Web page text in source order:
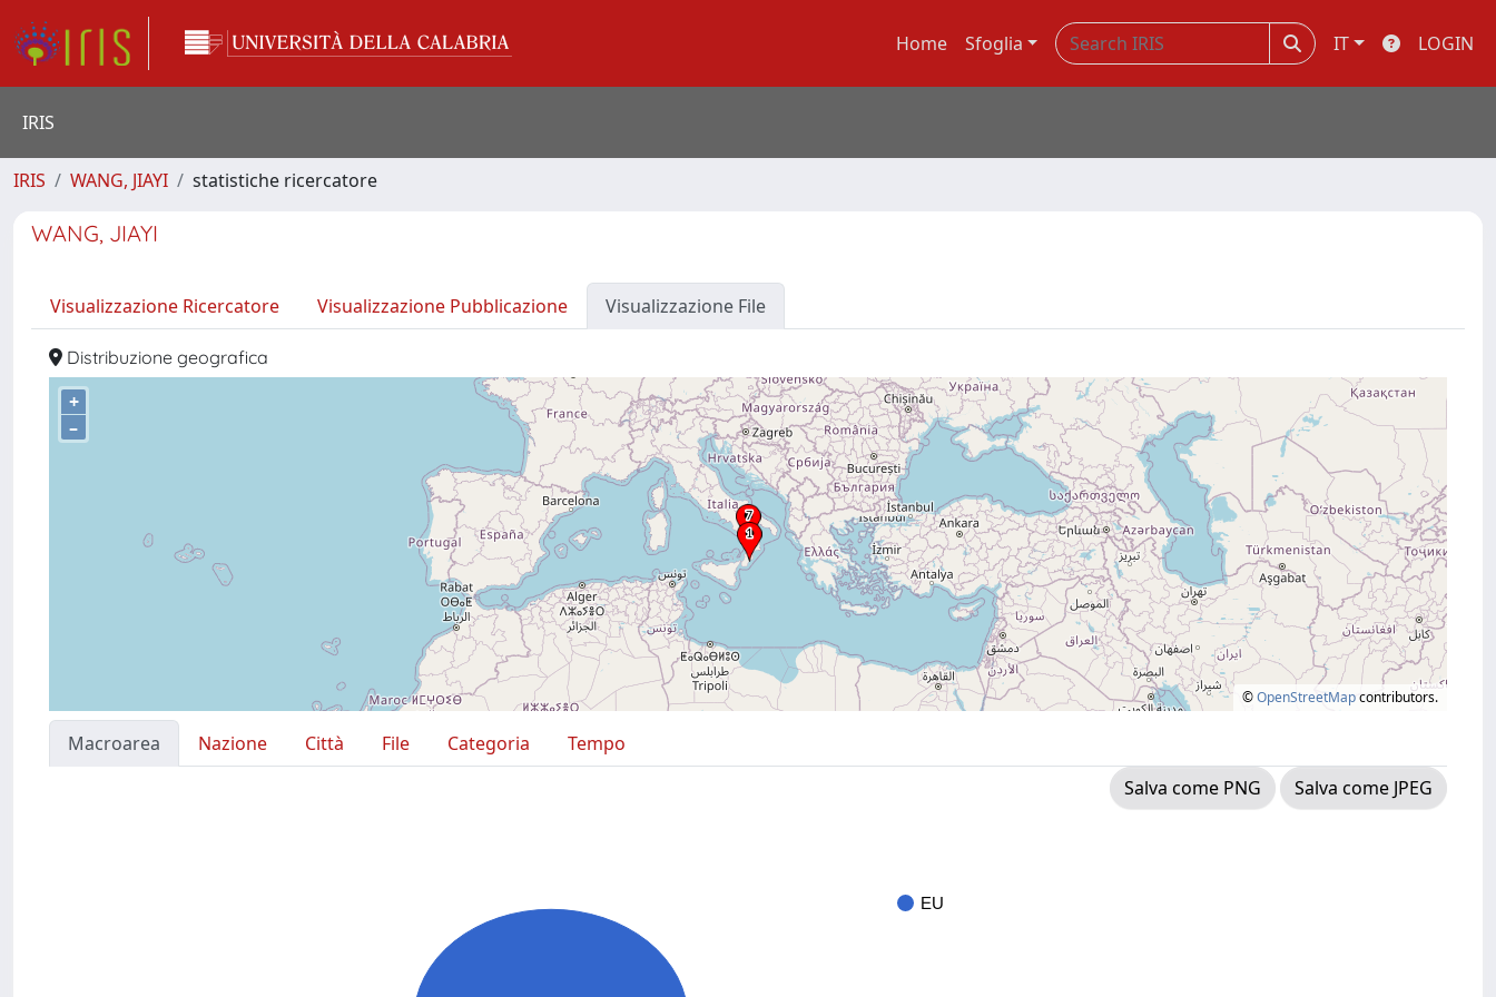
Home Sfoglia IT LOGIN
IRIS
IRIS WANG, JIAYI statistiche ricercatore
WANG, JIAYI
Visualizzazione Ricercatore Visualizzazione Pubblicazione Visualizzazione File
Distribuzione geografica
+
–
©OpenStreetMapcontributors.
Macroarea Nazione Città File Categoria
Tempo
Salva come PNG
Salva come JPEG
EU